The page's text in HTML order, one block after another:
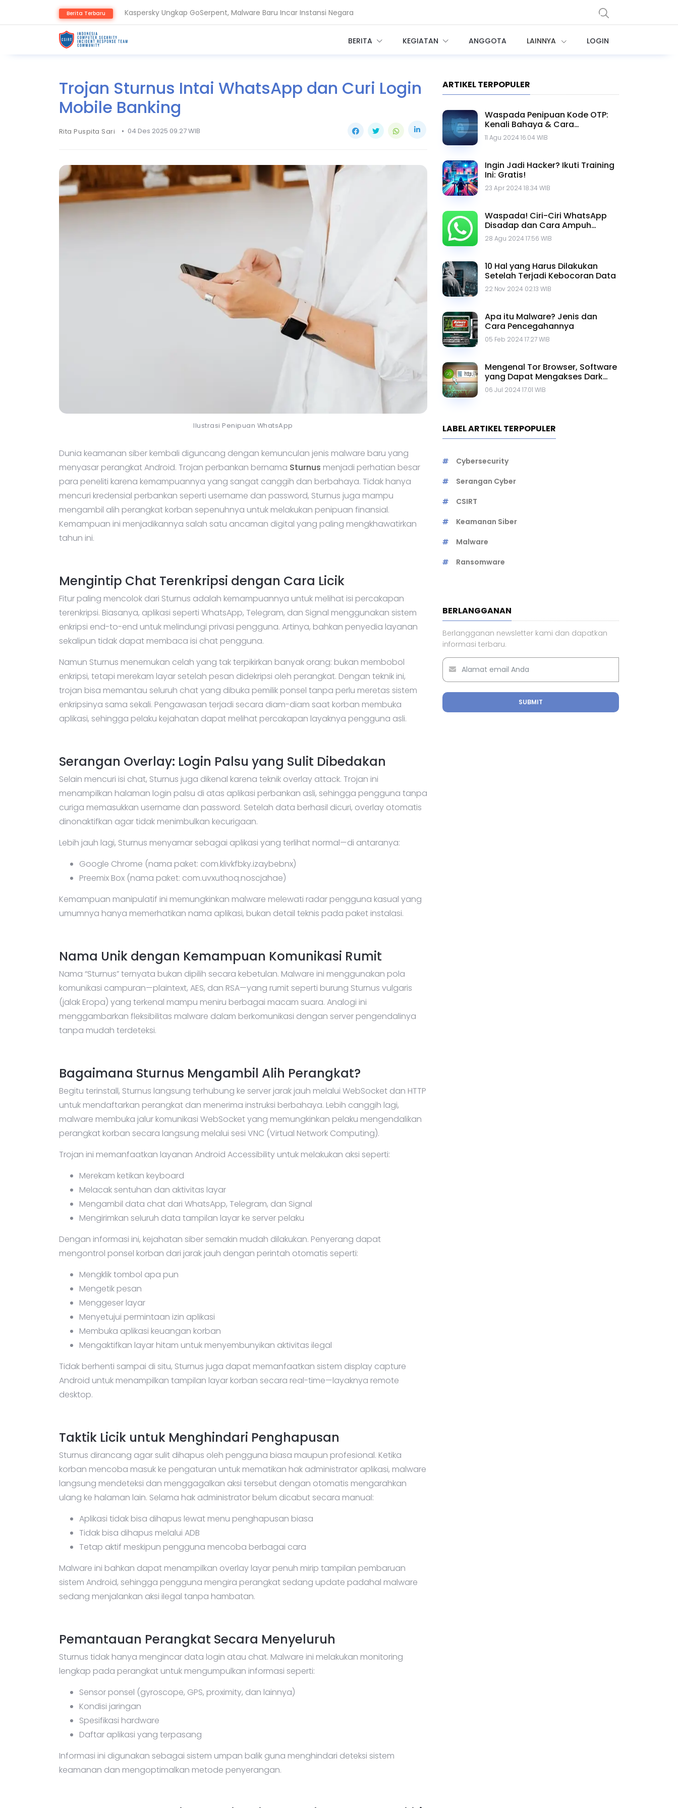
Berita Terbaru Kaspersky Ungkap GoSerpent, Malware Baru Incar Instansi Negara
Apa Itu Serangan AI Adversarial? Ini Cara Kerja dan Risikonya BERITA KEGIATAN ANGGOTA LAINNYA LOGIN
Trojan Sturnus Intai WhatsApp dan Curi Login
Mobile Banking
Rita Puspita Sari • 04 Des 2025 09.27 WIB
Ilustrasi Penipuan WhatsApp
Dunia keamanan siber kembali diguncang dengan kemunculan jenis malware baru yang
menyasar perangkat Android. Trojan perbankan bernama Sturnus menjadi perhatian besar
para peneliti karena kemampuannya yang sangat canggih dan berbahaya. Tidak hanya
mencuri kredensial perbankan seperti username dan password, Sturnus juga mampu
mengambil alih perangkat korban sepenuhnya untuk melakukan penipuan finansial.
Kemampuan ini menjadikannya salah satu ancaman digital yang paling mengkhawatirkan
tahun ini.
Mengintip Chat Terenkripsi dengan Cara Licik
Fitur paling mencolok dari Sturnus adalah kemampuannya untuk melihat isi percakapan
terenkripsi. Biasanya, aplikasi seperti WhatsApp, Telegram, dan Signal menggunakan sistem
enkripsi end-to-end untuk melindungi privasi pengguna. Artinya, bahkan penyedia layanan
sekalipun tidak dapat membaca isi chat pengguna.
Namun Sturnus menemukan celah yang tak terpikirkan banyak orang: bukan membobol
enkripsi, tetapi merekam layar setelah pesan didekripsi oleh perangkat. Dengan teknik ini,
trojan bisa memantau seluruh chat yang dibuka pemilik ponsel tanpa perlu meretas sistem
enkripsinya sama sekali. Pengawasan terjadi secara diam-diam saat korban membuka
aplikasi, sehingga pelaku kejahatan dapat melihat percakapan layaknya pengguna asli.
Serangan Overlay: Login Palsu yang Sulit Dibedakan
Selain mencuri isi chat, Sturnus juga dikenal karena teknik overlay attack. Trojan ini
menampilkan halaman login palsu di atas aplikasi perbankan asli, sehingga pengguna tanpa
curiga memasukkan username dan password. Setelah data berhasil dicuri, overlay otomatis
dinonaktifkan agar tidak menimbulkan kecurigaan.
Lebih jauh lagi, Sturnus menyamar sebagai aplikasi yang terlihat normal—di antaranya:
Google Chrome (nama paket: com.klivkfbky.izaybebnx)
Preemix Box (nama paket: com.uvxuthoq.noscjahae)
Kemampuan manipulatif ini memungkinkan malware melewati radar pengguna kasual yang
umumnya hanya memerhatikan nama aplikasi, bukan detail teknis pada paket instalasi.
Nama Unik dengan Kemampuan Komunikasi Rumit
Nama “Sturnus” ternyata bukan dipilih secara kebetulan. Malware ini menggunakan pola
komunikasi campuran—plaintext, AES, dan RSA—yang rumit seperti burung Sturnus vulgaris
(jalak Eropa) yang terkenal mampu meniru berbagai macam suara. Analogi ini
menggambarkan fleksibilitas malware dalam berkomunikasi dengan server pengendalinya
tanpa mudah terdeteksi.
Bagaimana Sturnus Mengambil Alih Perangkat?
Begitu terinstall, Sturnus langsung terhubung ke server jarak jauh melalui WebSocket dan HTTP
untuk mendaftarkan perangkat dan menerima instruksi berbahaya. Lebih canggih lagi,
malware membuka jalur komunikasi WebSocket yang memungkinkan pelaku mengendalikan
perangkat korban secara langsung melalui sesi VNC (Virtual Network Computing).
Trojan ini memanfaatkan layanan Android Accessibility untuk melakukan aksi seperti:
Merekam ketikan keyboard
Melacak sentuhan dan aktivitas layar
Mengambil data chat dari WhatsApp, Telegram, dan Signal
Mengirimkan seluruh data tampilan layar ke server pelaku
Dengan informasi ini, kejahatan siber semakin mudah dilakukan. Penyerang dapat
mengontrol ponsel korban dari jarak jauh dengan perintah otomatis seperti:
Mengklik tombol apa pun
Mengetik pesan
Menggeser layar
Menyetujui permintaan izin aplikasi
Membuka aplikasi keuangan korban
Mengaktifkan layar hitam untuk menyembunyikan aktivitas ilegal
Tidak berhenti sampai di situ, Sturnus juga dapat memanfaatkan sistem display capture
Android untuk menampilkan tampilan layar korban secara real-time—layaknya remote
desktop.
Taktik Licik untuk Menghindari Penghapusan
Sturnus dirancang agar sulit dihapus oleh pengguna biasa maupun profesional. Ketika
korban mencoba masuk ke pengaturan untuk mematikan hak administrator aplikasi, malware
langsung mendeteksi dan menggagalkan aksi tersebut dengan otomatis mengarahkan
ulang ke halaman lain. Selama hak administrator belum dicabut secara manual:
Aplikasi tidak bisa dihapus lewat menu penghapusan biasa
Tidak bisa dihapus melalui ADB
Tetap aktif meskipun pengguna mencoba berbagai cara
Malware ini bahkan dapat menampilkan overlay layar penuh mirip tampilan pembaruan
sistem Android, sehingga pengguna mengira perangkat sedang update padahal malware
sedang menjalankan aksi ilegal tanpa hambatan.
Pemantauan Perangkat Secara Menyeluruh
Sturnus tidak hanya mengincar data login atau chat. Malware ini melakukan monitoring
lengkap pada perangkat untuk mengumpulkan informasi seperti:
Sensor ponsel (gyroscope, GPS, proximity, dan lainnya)
Kondisi jaringan
Spesifikasi hardware
Daftar aplikasi yang terpasang
Informasi ini digunakan sebagai sistem umpan balik guna menghindari deteksi sistem
keamanan dan mengoptimalkan metode penyerangan.
ARTIKEL TERPOPULER
Waspada Penipuan Kode OTP:
Kenali Bahaya & Cara
Menghindarinya
11 Agu 2024 16.04 WIB
Ingin Jadi Hacker? Ikuti Training
Ini: Gratis!
23 Apr 2024 18.34 WIB
Waspada! Ciri-Ciri WhatsApp
Disadap dan Cara Ampuh
Mengatasinya
28 Agu 2024 17.56 WIB
10 Hal yang Harus Dilakukan
Setelah Terjadi Kebocoran Data
22 Nov 2024 02.13 WIB
Apa itu Malware? Jenis dan
Cara Pencegahannya
05 Feb 2024 17.27 WIB
Mengenal Tor Browser, Software
yang Dapat Mengakses Dark
Web
06 Jul 2024 17.01 WIB
LABEL ARTIKEL TERPOPULER
Cybersecurity
Serangan Cyber
CSIRT
Keamanan Siber
Malware
Ransomware
BERLANGGANAN
Berlangganan newsletter kami dan dapatkan
informasi terbaru.
SUBMIT